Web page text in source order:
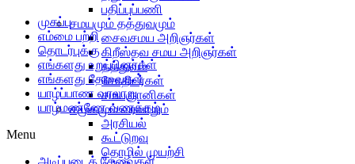
பதிப்புப்பணி
சமயமும் தத்துவமும்
சைவசமய அறிஞர்கள்
கிறீஸ்தவ சமய அறிஞர்கள்
தத்துவம்
சோதிடர்கள்
சமயஞானிகள்
சமூகமும் வரலாறும்
அரசியல்
கூட்டுறவு
தொழில் முயற்சி
முகப்பு
எம்மை பற்றி
தொடர்புக்கு
எங்களது உறுப்பினர்கள்
எங்களது தேவைகள்
யாழ்ப்பாண வரலாறு
யாழ்மண்ணே வணக்கம்
Menu
அடிப்படைத் தேவைகள்